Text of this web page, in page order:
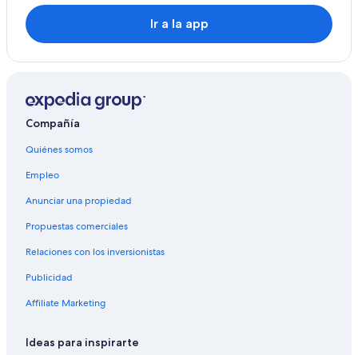
Hoteles en Myeong-dong
Hoteles cerca de Embajada y Consulado de Estados
Unidos en Corea
Apartamentos en Estación de metro de Euljiro 1-ga
Hoteles en Aldea de Ikseon-dong Hanok
Hoteles en Jongno-gu
Hoteles en Sogong-dong
Hoteles en Euljiro-dong
Moteles en Estación de metro de Jongno 3-ga
Hoteles cerca de Teatro Myeongdong Nanta
Ir a la app
Compañía
Quiénes somos
Empleo
Anunciar una propiedad
Propuestas comerciales
Relaciones con los inversionistas
Publicidad
Affiliate Marketing
Ideas para inspirarte